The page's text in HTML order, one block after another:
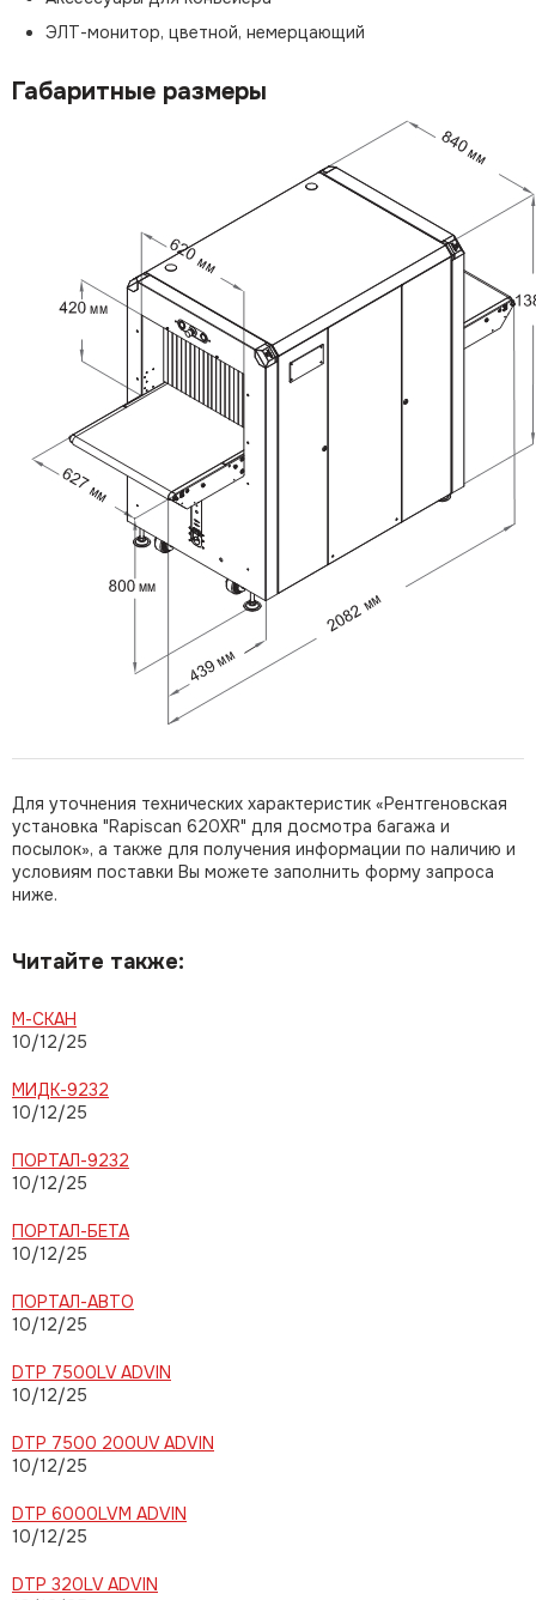
ЭЛТ-монитор, цветной, немерцающий
Габаритные размеры
Для уточнения технических характеристик «Рентгеновская
установка "Rapiscan 620XR" для досмотра багажа и
посылок», а также для получения информации по наличию и
условиям поставки Вы можете заполнить форму запроса
ниже.
Читайте также:
М-СКАН
10/12/25
МИДК-9232
10/12/25
ПОРТАЛ-9232
10/12/25
ПОРТАЛ-БЕТА
10/12/25
ПОРТАЛ-АВТО
10/12/25
DTP 7500LV ADVIN
10/12/25
DTP 7500 200UV ADVIN
10/12/25
DTP 6000LVM ADVIN
10/12/25
DTP 320LV ADVIN